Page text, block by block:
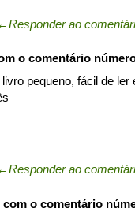
←Responder ao
o comentário
pequeno, fácil de
←Responder ao
o comentário